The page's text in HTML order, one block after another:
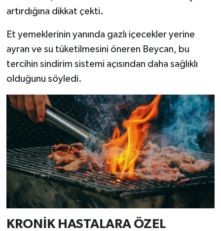
artırdığına dikkat çekti.
Et yemeklerinin yanında gazlı içecekler yerine
ayran ve su tüketilmesini öneren Beycan, bu
tercihin sindirim sistemi açısından daha sağlıklı
olduğunu söyledi.
KRONİK HASTALARA ÖZEL